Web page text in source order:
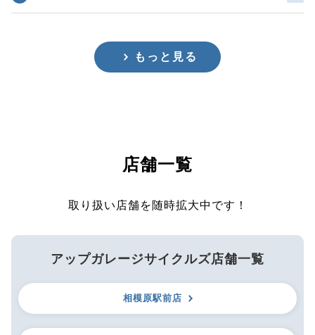
もっと見る
店舗一覧
取り扱い店舗を随時拡大中です！
アップガレージサイクルズ店舗一覧
相模原駅前店